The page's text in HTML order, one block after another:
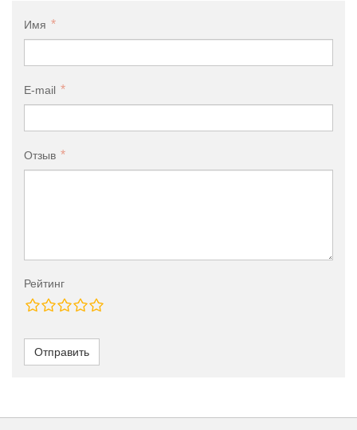
Имя
E-mail
Отзыв
Рейтинг
Отправить